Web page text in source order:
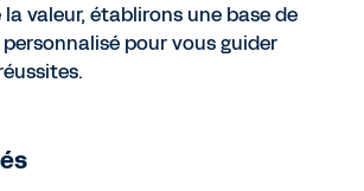
valeur, établirons une base de
pour vous guider